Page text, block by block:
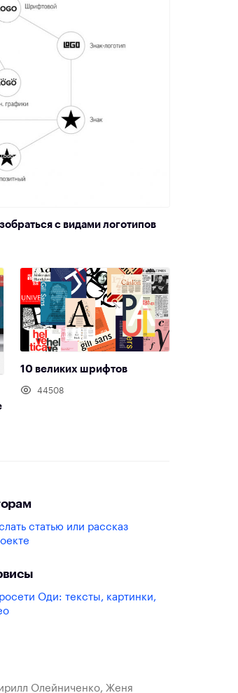
с видами логотипов
10 великих шрифтов
44508
статью или рассказ
Оди: тексты, картинки,
Олейниченко, Женя